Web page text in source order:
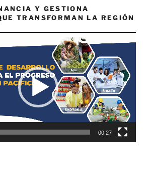
Y GESTIONA
TRANSFORMAN LA REGIÓN
00:27